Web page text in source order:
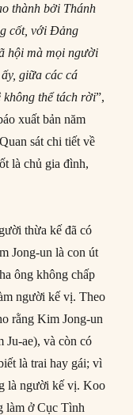
thành bởi Thánh
cốt, với Đảng
hội mà mọi người
giữa các cá
không thể tách rời”,
xuất bản năm
sát chi tiết về
là chủ gia đình,
thừa kế đã có
Jong-un là con út
ông không chấp
người kế vị. Theo
rằng Kim Jong-un
Ju-ae), và còn có
là trai hay gái; vì
là người kế vị. Koo
làm ở Cục Tình